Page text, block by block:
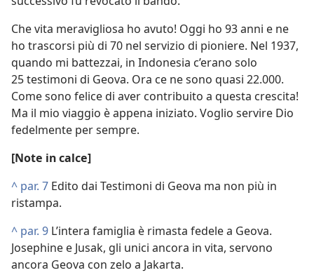
Che vita meravigliosa ho avuto! Oggi ho 93 anni e ne
ho trascorsi più di 70 nel servizio di pioniere. Nel 1937,
quando mi battezzai, in Indonesia c’erano solo
25 testimoni di Geova. Ora ce ne sono quasi 22.000.
Come sono felice di aver contribuito a questa crescita!
Ma il mio viaggio è appena iniziato. Voglio servire Dio
fedelmente per sempre.
[Note in calce]
^ par. 7 Edito dai Testimoni di Geova ma non più in
ristampa.
^ par. 9 L’intera famiglia è rimasta fedele a Geova.
Josephine e Jusak, gli unici ancora in vita, servono
ancora Geova con zelo a Jakarta.